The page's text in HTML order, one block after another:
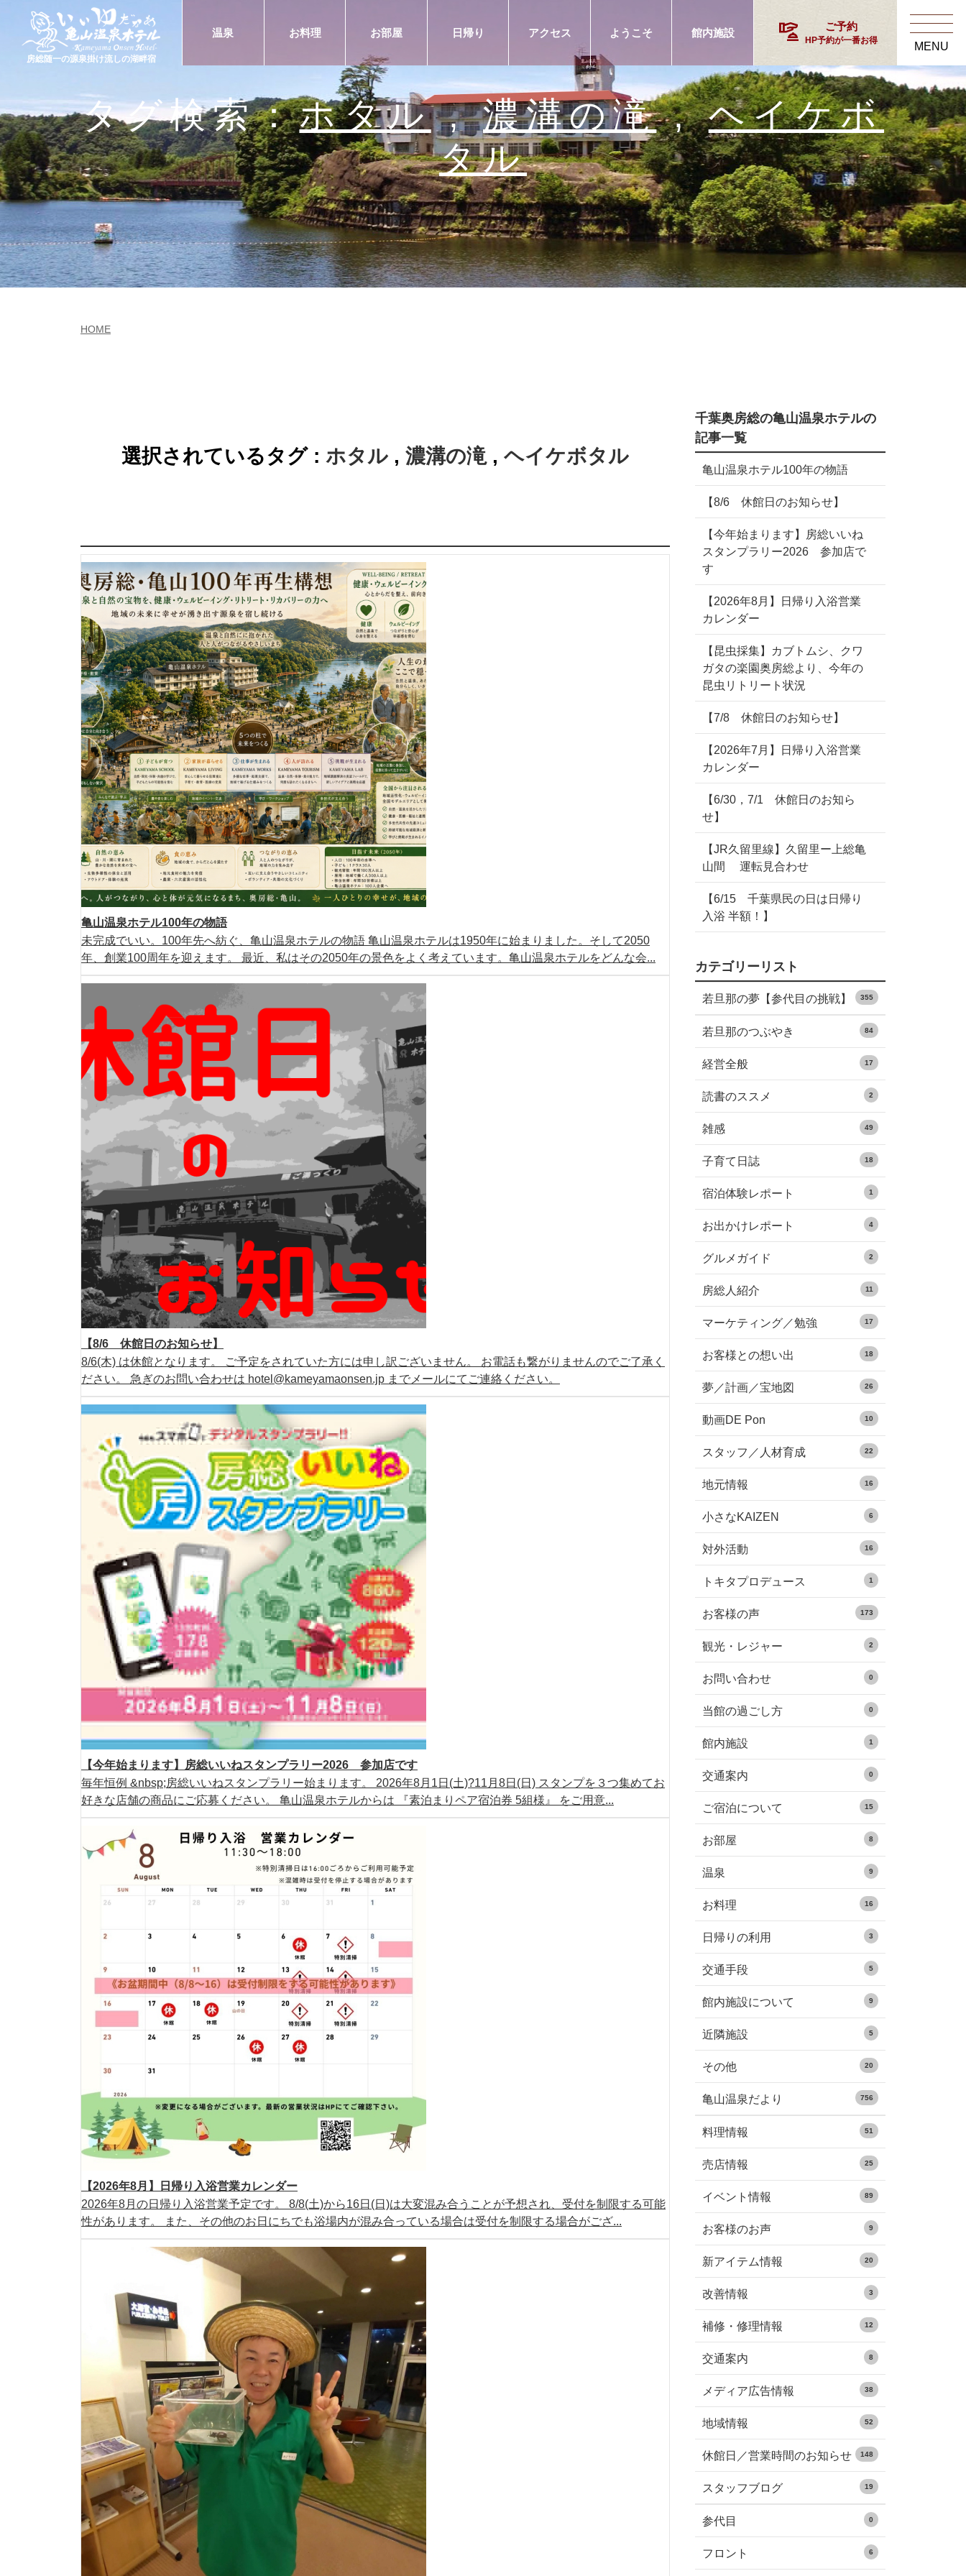
房総随一の源泉掛け流しの湖畔宿
温泉 お料理 お部屋 日帰り アクセス ようこそ 館内施設 concierge ご予約
HP予約が一番お得 MENU
タグ検索：ホタル,濃溝の滝,ヘイケボ
タル
HOME
選択されているタグ : ホタル , 濃溝の滝, ヘイケボタル
亀山温泉ホテル100年の物語
未完成でいい。100年先へ紡ぐ、亀山温泉ホテルの物語 亀山温泉ホテルは1950年に始まりました。そして2050
年、創業100周年を迎えます。 最近、私はその2050年の景色をよく考えています。亀山温泉ホテルをどんな会...
【8/6 休館日のお知らせ】
8/6(木) は休館となります。 ご予定をされていた方には申し訳ございません。 お電話も繋がりませんのでご了承く
ださい。 急ぎのお問い合わせは hotel@kameyamaonsen.jp までメールにてご連絡ください。
【今年始まります】房総いいねスタンプラリー2026 参加店です
毎年恒例 &nbsp;房総いいねスタンプラリー始まります。 2026年8月1日(土)?11月8日(日) スタンプを３つ集めてお
好きな店舗の商品にご応募ください。 亀山温泉ホテルからは 『素泊まりペア宿泊券 5組様』 をご用意...
【2026年8月】日帰り入浴営業カレンダー
2026年8月の日帰り入浴営業予定です。 8/8(土)から16日(日)は大変混み合うことが予想され、受付を制限する可能
性があります。 また、その他のお日にちでも浴場内が混み合っている場合は受付を制限する場合がござ...
千葉奥房総の亀山温泉ホテルの
記事一覧
亀山温泉ホテル100年の物語
【8/6 休館日のお知らせ】
【今年始まります】房総いいね
スタンプラリー2026 参加店で
す
【2026年8月】日帰り入浴営業
カレンダー
【昆虫採集】カブトムシ、クワ
ガタの楽園奥房総より、今年の
昆虫リトリート状況
【7/8 休館日のお知らせ】
【2026年7月】日帰り入浴営業
カレンダー
【6/30，7/1 休館日のお知ら
せ】
【JR久留里線】久留里ー上総亀
山間 運転見合わせ
【6/15 千葉県民の日は日帰り
入浴 半額！】
カテゴリーリスト
若旦那の夢【参代目の挑戦】 355
若旦那のつぶやき 84
経営全般 17
読書のススメ 2
雑感 49
子育て日誌 18
宿泊体験レポート 1
お出かけレポート 4
グルメガイド 2
房総人紹介 11
マーケティング／勉強 17
お客様との想い出 18
夢／計画／宝地図 26
動画DE Pon 10
スタッフ／人材育成 22
地元情報 16
小さなKAIZEN 6
対外活動 16
トキタプロデュース 1
お客様の声 173
観光・レジャー 2
お問い合わせ 0
当館の過ごし方 0
館内施設 1
交通案内 0
ご宿泊について 15
お部屋 8
温泉 9
お料理 16
日帰りの利用 3
交通手段 5
館内施設について 9
近隣施設 5
その他 20
亀山温泉だより 756
料理情報 51
売店情報 25
イベント情報 89
お客様のお声 9
新アイテム情報 20
改善情報 3
補修・修理情報 12
交通案内 8
メディア広告情報 38
地域情報 52
休館日／営業時間のお知らせ 148
スタッフブログ 19
参代目 0
フロント 6